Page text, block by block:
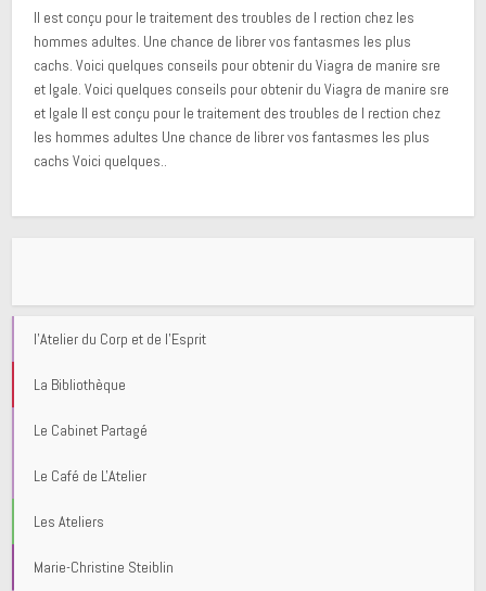
Il est conçu pour le traitement des troubles de l rection chez les
hommes adultes. Une chance de librer vos fantasmes les plus
cachs. Voici quelques conseils pour obtenir du Viagra de manire sre
et lgale. Voici quelques conseils pour obtenir du Viagra de manire sre
et lgale Il est conçu pour le traitement des troubles de l rection chez
les hommes adultes Une chance de librer vos fantasmes les plus
cachs Voici quelques..
l'Atelier du Corp et de l'Esprit
La Bibliothèque
Le Cabinet Partagé
Le Café de L'Atelier
Les Ateliers
Marie-Christine Steiblin